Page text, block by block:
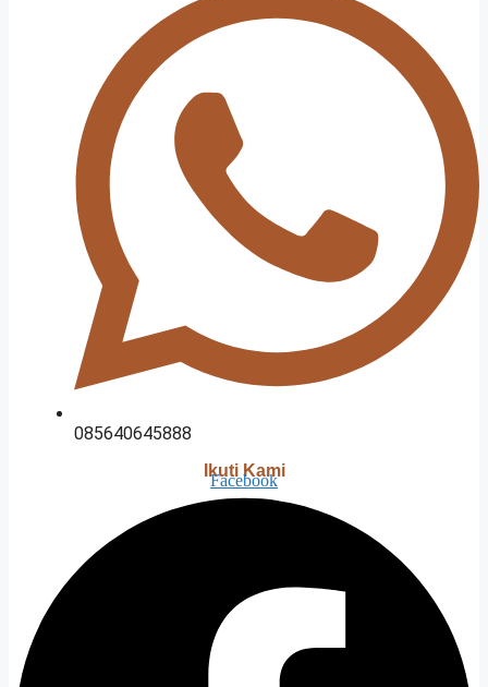
085640645888
Ikuti Kami
Facebook